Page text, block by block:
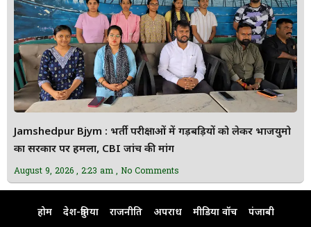
Jamshedpur Bjym : भर्ती परीक्षाओं में गड़बड़ियों को लेकर भाजयुमो
का सरकार पर हमला, CBI जांच की मांग
August 9, 2026 2:23 am No Comments
होम देश-दुनिया राजनीति अपराध मीडिया वॉच पंजाबी